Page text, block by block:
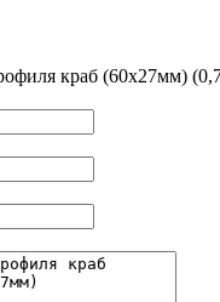
краб (60х27мм)